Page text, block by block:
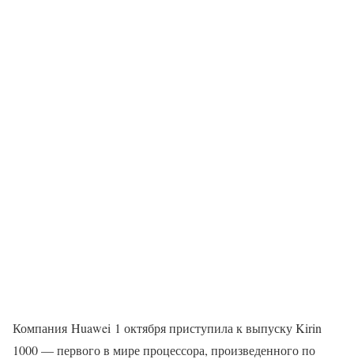
Компания Huawei 1 октября приступила к выпуску Kirin
1000 — первого в мире процессора, произведенного по